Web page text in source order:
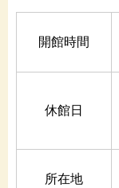
開館時間
休館日
所在地